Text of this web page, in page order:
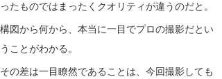
ったものではまったくクオリティが違うのだと。
構図から何から、本当に一目でプロの撮影だとい
うことがわかる。
その差は一目瞭然であることは、今回撮影しても